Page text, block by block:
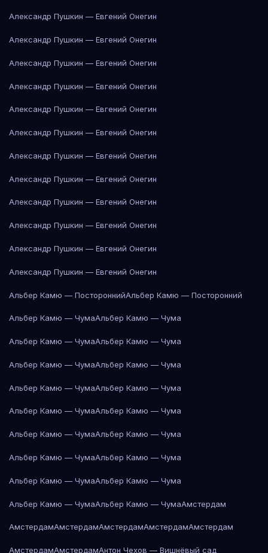
Александр Пушкин — Евгений Онегин
Александр Пушкин — Евгений Онегин
Александр Пушкин — Евгений Онегин
Александр Пушкин — Евгений Онегин
Александр Пушкин — Евгений Онегин
Александр Пушкин — Евгений Онегин
Александр Пушкин — Евгений Онегин
Александр Пушкин — Евгений Онегин
Александр Пушкин — Евгений Онегин
Александр Пушкин — Евгений Онегин
Александр Пушкин — Евгений Онегин
Александр Пушкин — Евгений Онегин
Альбер Камю — ПостороннийАльбер Камю — Посторонний
Альбер Камю — ЧумаАльбер Камю — Чума
Альбер Камю — ЧумаАльбер Камю — Чума
Альбер Камю — ЧумаАльбер Камю — Чума
Альбер Камю — ЧумаАльбер Камю — Чума
Альбер Камю — ЧумаАльбер Камю — Чума
Альбер Камю — ЧумаАльбер Камю — Чума
Альбер Камю — ЧумаАльбер Камю — Чума
Альбер Камю — ЧумаАльбер Камю — Чума
Альбер Камю — ЧумаАльбер Камю — ЧумаАмстердам
АмстердамАмстердамАмстердамАмстердамАмстердам
АмстердамАмстердамАнтон Чехов — Вишнёвый сад